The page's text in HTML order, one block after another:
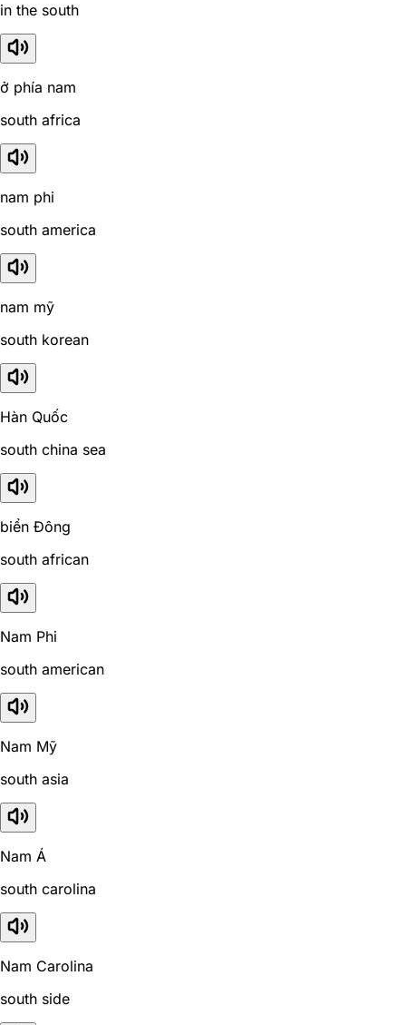
in the south
ở phía nam
south africa
nam phi
south america
nam mỹ
south korean
Hàn Quốc
south china sea
biển Đông
south african
Nam Phi
south american
Nam Mỹ
south asia
Nam Á
south carolina
Nam Carolina
south side